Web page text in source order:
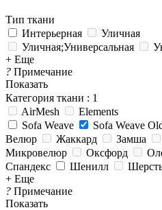
Тип ткани
Интерьерная
Уличная
Уличная;Универсальная
+ Еще
? Примечание
Показать
Категория ткани : 1
AirMesh
Elements
Sofa Weave
Sofa Weave
Велюр
Жаккард Замша
Микровелюр
Оксфорд
Спандекс
Шенилл
+ Еще
? Примечание
Показать